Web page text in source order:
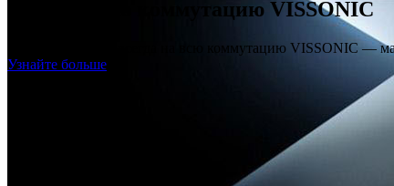
-30% на всю коммутацию VISSONIC
Снизили цены навсегда на всю коммутацию VISSONIC —
Узнайте больше